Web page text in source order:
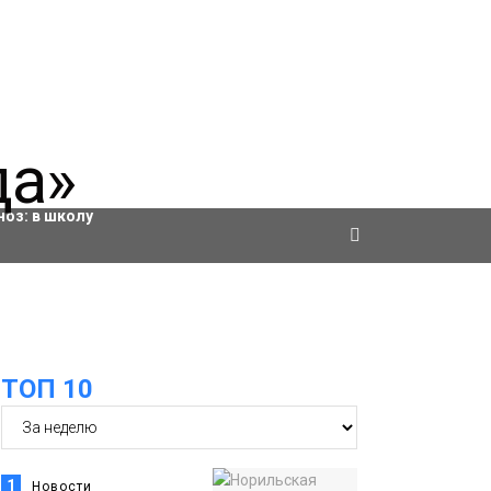
в школу
ТОП 10
1 Новости